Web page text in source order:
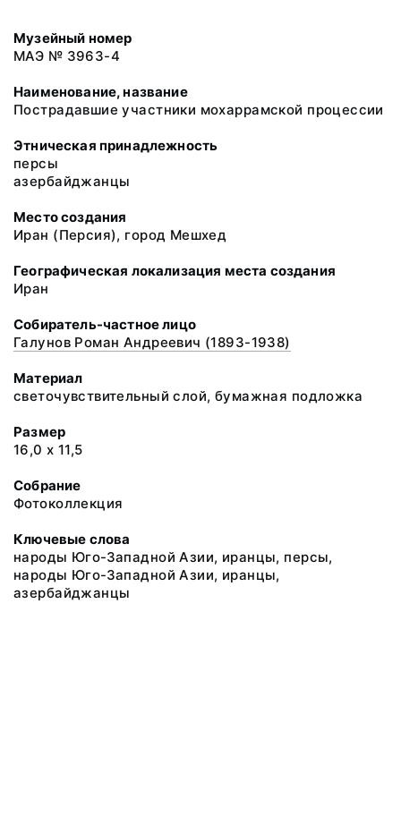
Музейный номер
МАЭ № 3963-4
Наименование, название
Пострадавшие участники мохаррамской процессии
Этническая принадлежность
персы
азербайджанцы
Место создания
Иран (Персия), город Мешхед
Географическая локализация места создания
Иран
Собиратель-частное лицо
Галунов Роман Андреевич (1893-1938)
Материал
светочувствительный слой, бумажная подложка
Размер
16,0 х 11,5
Собрание
Фотоколлекция
Ключевые слова
народы Юго-Западной Азии, иранцы, персы,
народы Юго-Западной Азии, иранцы,
азербайджанцы